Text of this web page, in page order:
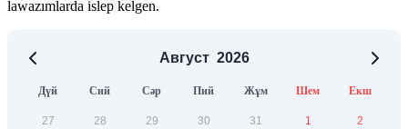
lawazımlarda islep kelgen.
Август 2026
Дүй Сий Сәр Пий Жұм Шем Екш
27 28 29 30 31 1 2